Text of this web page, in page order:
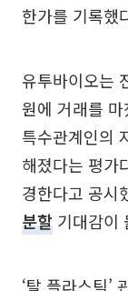
한가를 기록했
유투바이오는
원에 거래를
특수관계인의
해졌다는 평가
경한다고 공시
분할 기대감이
‘탈 플라스틱’